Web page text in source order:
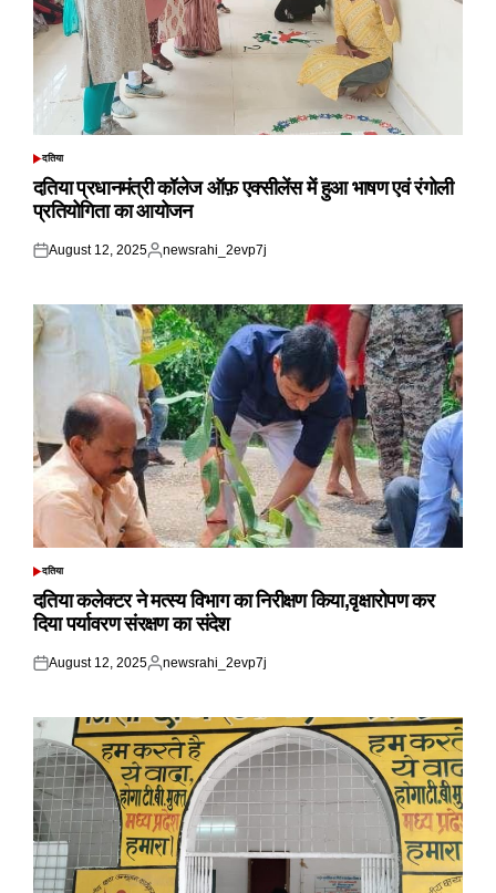
POSTED
दतिया
दतिया प्रधानमंत्री कॉलेज ऑफ़ एक्सीलेंस में हुआ भाषण एवं रंगोली
प्रतियोगिता का आयोजन
Posted
August 12, 2025
Posted
newsrahi_2evp7j
POSTED
दतिया
दतिया कलेक्टर ने मत्स्य विभाग का निरीक्षण किया,वृक्षारोपण कर
दिया पर्यावरण संरक्षण का संदेश
Posted
August 12, 2025
Posted
newsrahi_2evp7j